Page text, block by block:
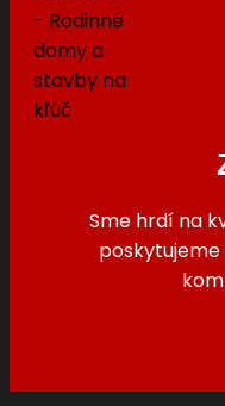
Sme hrdí na